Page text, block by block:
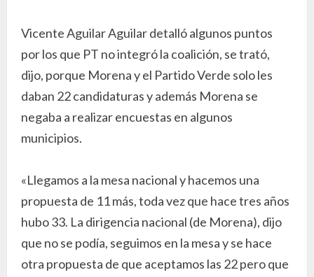
Vicente Aguilar Aguilar detalló algunos puntos
por los que PT no integró la coalición, se trató,
dijo, porque Morena y el Partido Verde solo les
daban 22 candidaturas y además Morena se
negaba a realizar encuestas en algunos
municipios.
«Llegamos a la mesa nacional y hacemos una
propuesta de 11 más, toda vez que hace tres años
hubo 33. La dirigencia nacional (de Morena), dijo
que no se podía, seguimos en la mesa y se hace
otra propuesta de que aceptamos las 22 pero que